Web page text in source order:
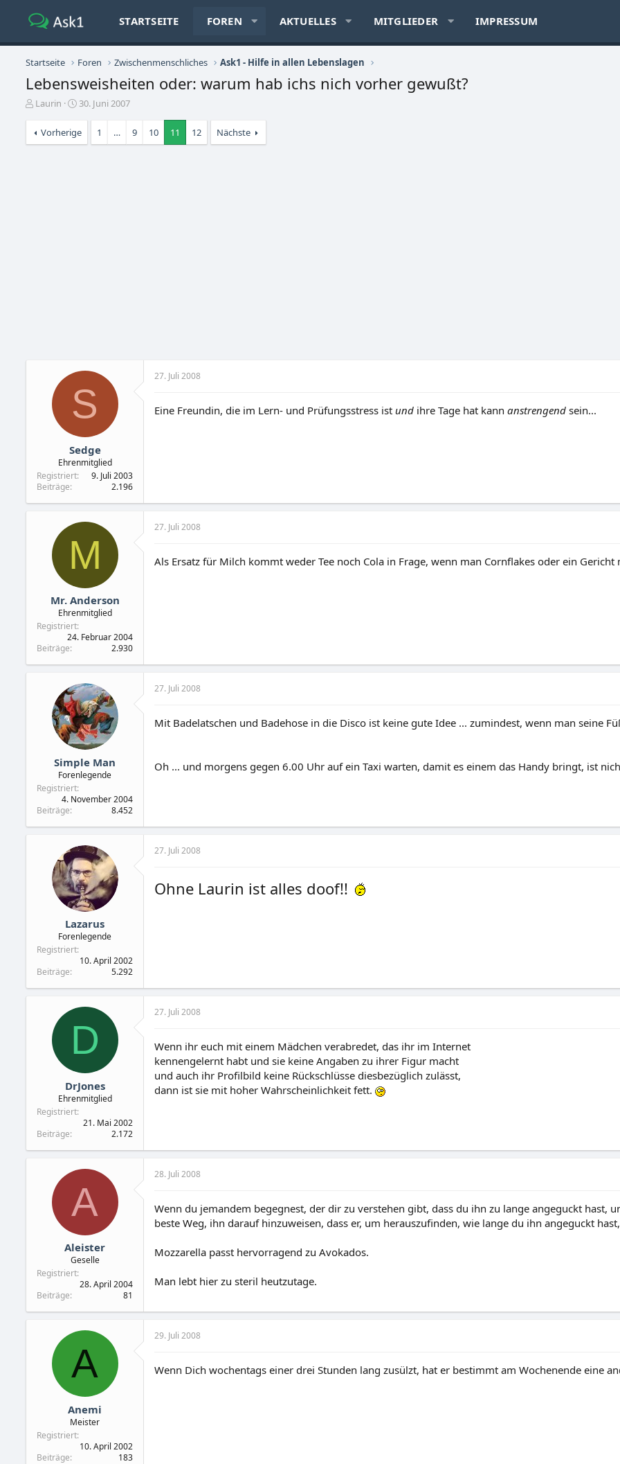
STARTSEITE FOREN AKTUELLES MITGLIEDER IMPRESSUM
Startseite Foren Zwischenmenschliches Ask1 - Hilfe in allen Lebenslagen
Lebensweisheiten oder: warum hab ichs nich vorher gewußt?
ELaurin
E
t
30. Juni 2007
Vorherige 1 … 9 10 11 12 Nächste
S
Sedge
Ehrenmitglied
Registriert
9. Juli 2003
Beiträge
2.196
27. Juli 2008
Eine Freundin, die im Lern- und Prüfungsstress ist und ihre Tage hat kann anstrengend sein...
M
Mr. Anderson
Ehrenmitglied
Registriert
24. Februar 2004
Beiträge
2.930
27. Juli 2008
Als Ersatz für Milch kommt weder Tee noch Cola in Frage, wenn man Cornflakes oder ein
Simple Man
Forenlegende
Registriert
4. November 2004
Beiträge
8.452
27. Juli 2008
Mit Badelatschen und Badehose in die Disco ist keine gute Idee ... zumindest, wenn man seine
Oh ... und morgens gegen 6.00 Uhr auf ein Taxi warten, damit es einem das Handy bringt, ist
Lazarus
Forenlegende
Registriert
10. April 2002
Beiträge
5.292
27. Juli 2008
Ohne Laurin ist alles doof!!
D
DrJones
Ehrenmitglied
Registriert
21. Mai 2002
Beiträge
2.172
27. Juli 2008
Wenn ihr euch mit einem Mädchen verabredet, das ihr im Internet
kennengelernt habt und sie keine Angaben zu ihrer Figur macht
und auch ihr Profilbild keine Rückschlüsse diesbezüglich zulässt,
dann ist sie mit hoher Wahrscheinlichkeit fett.
A
Aleister
Geselle
Registriert
28. April 2004
Beiträge
81
28. Juli 2008
Wenn du jemandem begegnest, der dir zu verstehen gibt, dass du ihn zu lange angeguckt hast,
beste Weg, ihn darauf hinzuweisen, dass er, um herauszufinden, wie lange du ihn angeguckt
Mozzarella passt hervorragend zu Avokados.
Man lebt hier zu steril heutzutage.
A
Anemi
Meister
Registriert
10. April 2002
Beiträge
183
29. Juli 2008
Wenn Dich wochentags einer drei Stunden lang zusülzt, hat er bestimmt am Wochenende eine